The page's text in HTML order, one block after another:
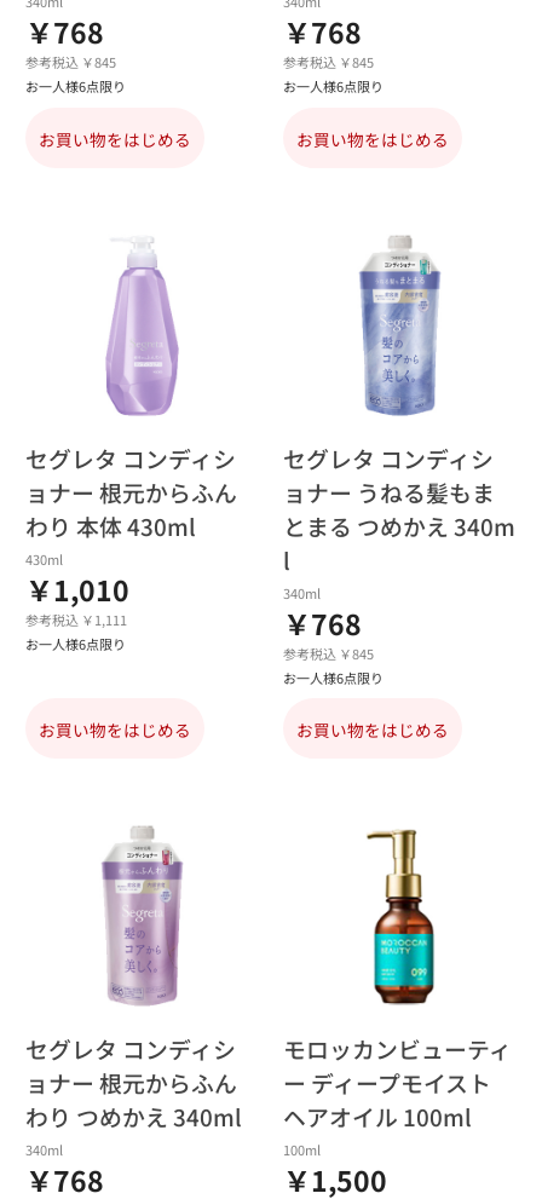
￥768
参考税込 ￥845
お一人様6点限り
お買い物をはじめる
￥768
参考税込 ￥845
お一人様6点限り
お買い物をはじめる
セグレタ コンディシ
ョナー 根元からふん
わり 本体 430ml
430ml
￥1,010
参考税込 ￥1,111
お一人様6点限り
お買い物をはじめる
セグレタ コンディシ
ョナー うねる髪もま
とまる つめかえ 340m
l
340ml
￥768
参考税込 ￥845
お一人様6点限り
お買い物をはじめる
セグレタ コンディシ
ョナー 根元からふん
わり つめかえ 340ml
340ml
￥768
モロッカンビューティ
ー ディープモイスト
ヘアオイル 100ml
100ml
￥1,500